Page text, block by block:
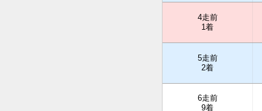
4走前
1着
5走前
2着
6走前
9着